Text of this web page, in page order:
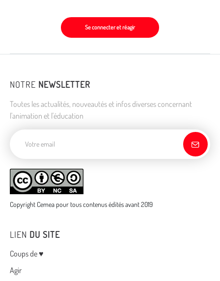
Se connecter et réagir
NOTRE NEWSLETTER
Toutes les actualités, nouveautés et infos diverses concernant
l'animation et l'éducation
Copyright Cemea pour tous contenus édités avant 2019
LIEN DU SITE
Menu
Coups de ♥
Agir